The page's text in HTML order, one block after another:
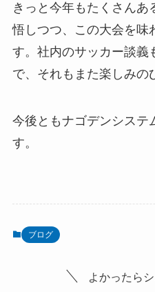
きっと今年もたくさんあ
悟しつつ、この大会を味
す。社内のサッカー談義
で、それもまた楽しみの
今後ともナゴデンシステ
す。
ブログ
よかったら